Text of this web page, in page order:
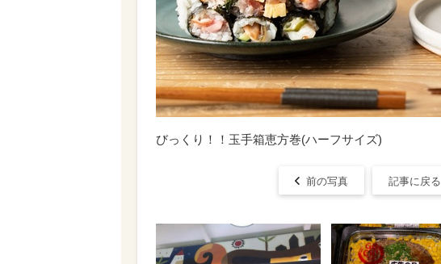
びっくり！！玉手箱恵方巻(ハーフサイズ)
前の写真 記事に戻る